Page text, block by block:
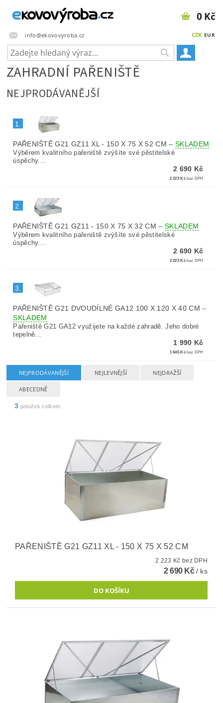
info@ekovovyroba.cz CZK EUR
0 Kč
ZAHRADNÍ PAŘENIŠTĚ
NEJPRODÁVANĚJŠÍ
1.
PAŘENIŠTĚ G21 GZ11 XL - 150 X 75 X 52 CM–SKLADEM
Výběrem kvalitního pařeniště zvýšíte své pěstitelské
úspěchy....
2 690 Kč
2 223 Kč bez DPH
2.
PAŘENIŠTĚ G21 GZ11 - 150 X 75 X 32 CM–SKLADEM
Výběrem kvalitního pařeniště zvýšíte své pěstitelské
úspěchy....
2 690 Kč
2 223 Kč bez DPH
3.
PAŘENIŠTĚ G21 DVOUDÍLNÉ GA12 100 X 120 X 40 CM–
SKLADEM
Pařeniště G21 GA12 využijete na každé zahradě. Jeho dobré
tepelně...
1 990 Kč
1 645 Kč bez DPH
NEJPRODÁVANĚJŠÍ NEJLEVNĚJŠÍ NEJDRAŽŠÍ
ABECEDNĚ
3 položek celkem
PAŘENIŠTĚ G21 GZ11 XL - 150 X 75 X 52 CM
2 223 Kč bez DPH
2 690 Kč/ ks